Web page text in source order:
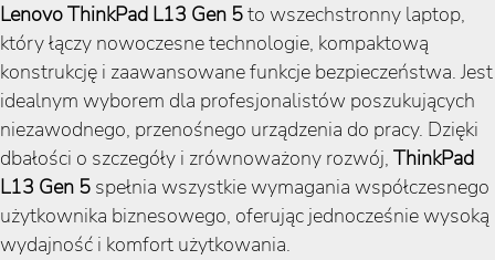
Lenovo ThinkPad L13 Gen 5to wszechstronny laptop,
który łączy nowoczesne technologie, kompaktową
konstrukcję i zaawansowane funkcje bezpieczeństwa. Jest
idealnym wyborem dla profesjonalistów poszukujących
niezawodnego, przenośnego urządzenia do pracy. Dzięki
dbałości o szczegóły i zrównoważony rozwój, ThinkPad
L13 Gen 5 spełnia wszystkie wymagania współczesnego
użytkownika biznesowego, oferując jednocześnie wysoką
wydajność i komfort użytkowania.